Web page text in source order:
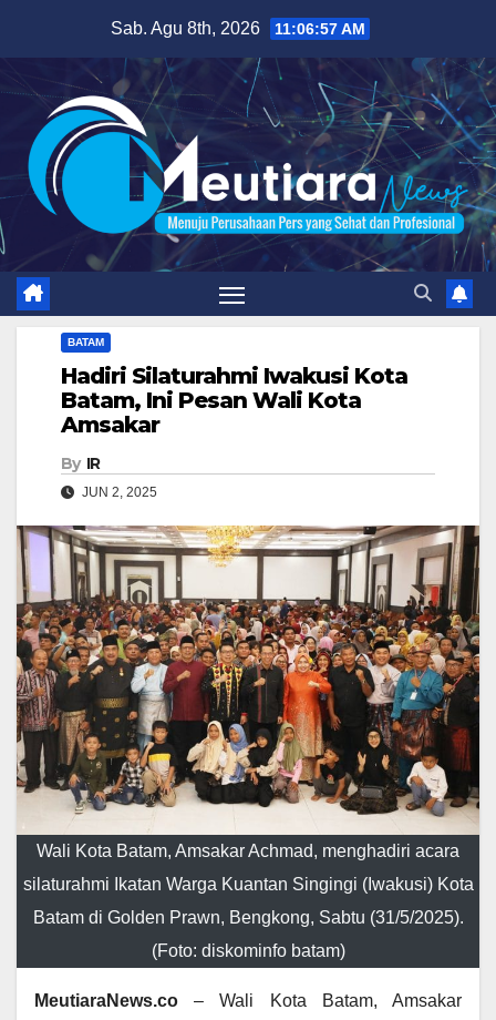
content
Sab. Agu 8th, 2026 11:06:58 AM
BATAM
Hadiri Silaturahmi Iwakusi Kota
Batam, Ini Pesan Wali Kota
Amsakar
By IR
JUN 2, 2025
Wali Kota Batam, Amsakar Achmad, menghadiri acara
silaturahmi Ikatan Warga Kuantan Singingi (Iwakusi) Kota
Batam di Golden Prawn, Bengkong, Sabtu (31/5/2025).
(Foto: diskominfo batam)
MeutiaraNews.co – Wali Kota Batam, Amsakar